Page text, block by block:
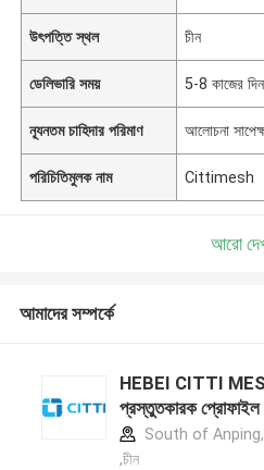
উৎপত্তি স্থল চীন
ডেলিভারি সময় 5-8 কাজের দিন
ন্যূনতম চাহিদার পরিমাণ আলোচনা
পরিচিতিমুলক নাম Cittimesh
আরো
আমাদের সম্পর্কে
HEBEI CITTI
প্রস্তুতকারক প্রোফাইল
South of
,চীন